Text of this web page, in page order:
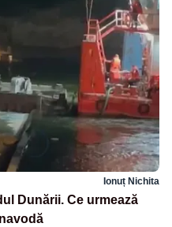
Ionuț Nichita
Dunării. Ce urmează